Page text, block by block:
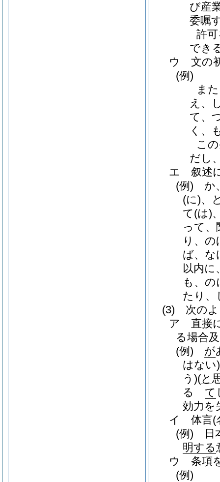
び産
委嘱
許
でき
ウ
文の
(例)
ま
え、
て、
く、
こ
だ
エ
叙述
(例) か
(に)、
て(は)
って、
り、
ば、な
以内に
も、
たり、
(3)
次の
ア
直接
る場合
(例)
が
はない)
う)(と
る て
効力
イ
体言(
(例) 日
明する
ウ
条項
(例)